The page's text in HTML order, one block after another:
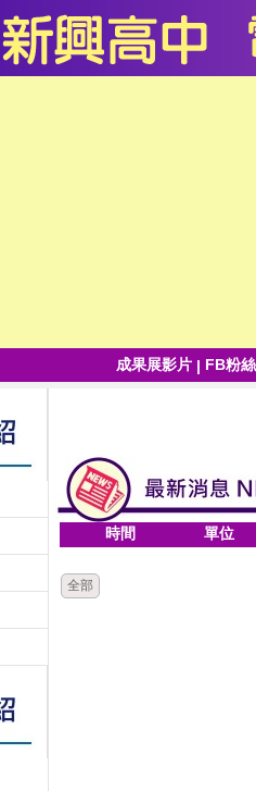
成果展影片 | FB粉
時間 單位
全部